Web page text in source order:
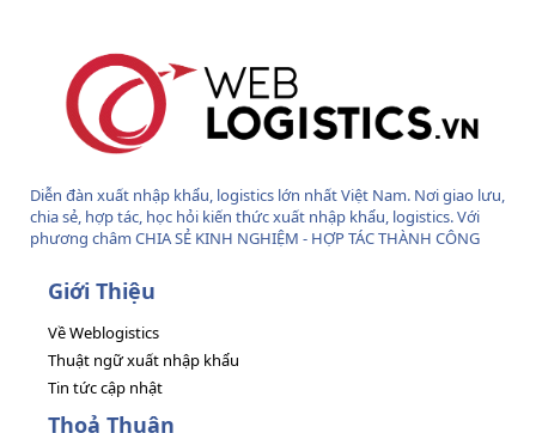
Diễn đàn xuất nhập khẩu, logistics lớn nhất Việt Nam. Nơi giao lưu,
chia sẻ, hợp tác, học hỏi kiến thức xuất nhập khẩu, logistics. Với
phương châm CHIA SẺ KINH NGHIỆM - HỢP TÁC THÀNH CÔNG
Giới Thiệu
Về Weblogistics
Thuật ngữ xuất nhập khẩu
Tin tức cập nhật
Thoả Thuận